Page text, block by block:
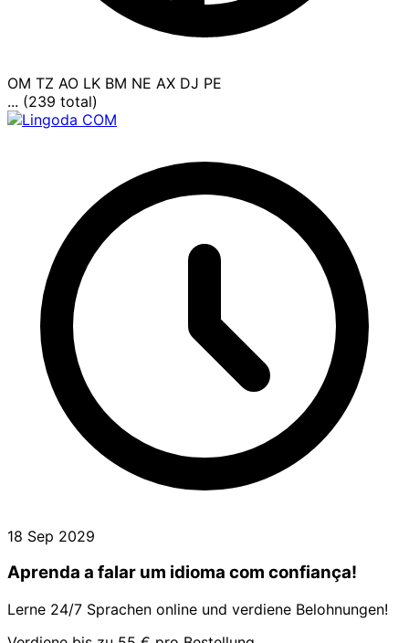
OM TZ AO LK BM NE AX DJ PE
... (239 total)
18 Sep 2029
Aprenda a falar um idioma com confiança!
Lerne 24/7 Sprachen online und verdiene Belohnungen!